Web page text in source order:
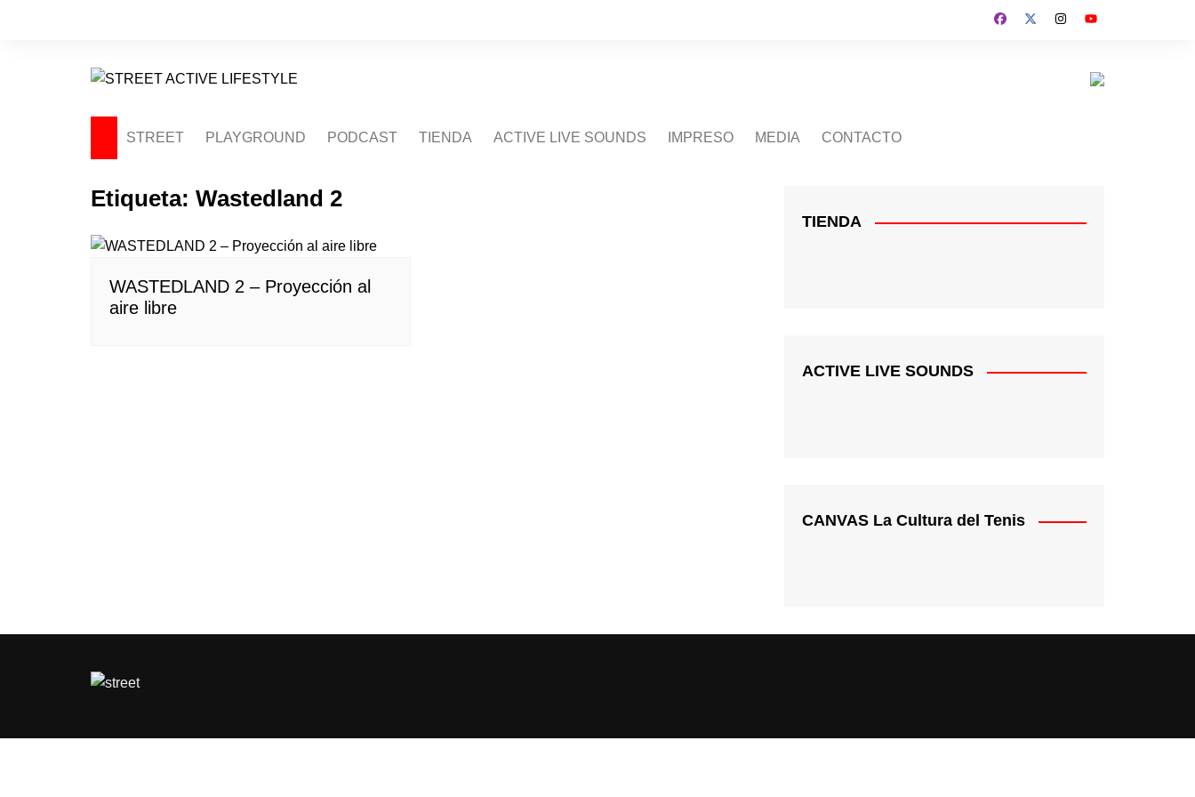
STREET PLAYGROUND PODCAST TIENDA ACTIVE LIVE SOUNDS IMPRESO MEDIA CONTACTO
Etiqueta: Wastedland 2
WASTEDLAND 2 – Proyección al
aire libre
TIENDA
ACTIVE LIVE SOUNDS
CANVAS La Cultura del Tenis